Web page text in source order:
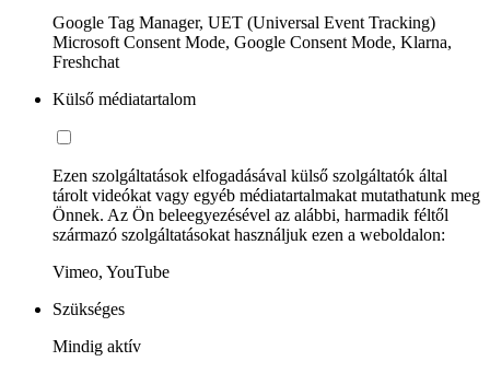
Google Tag Manager, UET (Universal Event Tracking)
Microsoft Consent Mode, Google Consent Mode, Klarna,
Freshchat
Külső médiatartalom
Ezen szolgáltatások elfogadásával külső szolgáltatók által
tárolt videókat vagy egyéb médiatartalmakat mutathatunk meg
Önnek. Az Ön beleegyezésével az alábbi, harmadik féltől
származó szolgáltatásokat használjuk ezen a weboldalon:
Vimeo, YouTube
Szükséges
Mindig aktív